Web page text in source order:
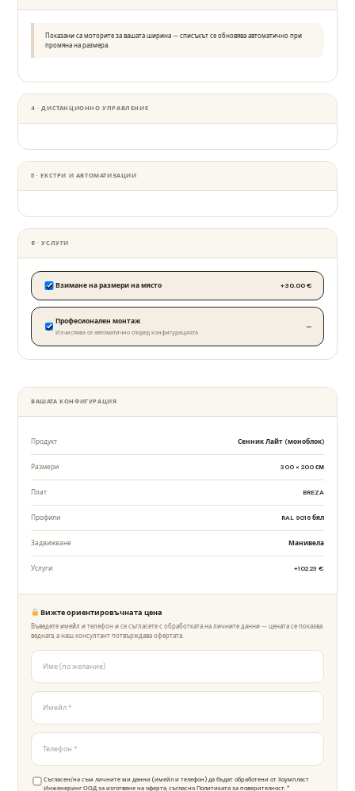
Показани са моторите за вашата ширина — списъкът се обновява автоматично при
промяна на размера.
4 · ДИСТАНЦИОННО УПРАВЛЕНИЕ
5 · ЕКСТРИ И АВТОМАТИЗАЦИИ
6 · УСЛУГИ
Взимане на размери на място +30.00 €
Професионален монтаж
Изчислява се автоматично според конфигурацията
—
ВАШАТА КОНФИГУРАЦИЯ
Продукт Сенник Лайт (моноблок)
Размери 300 × 200 см
Плат BREZA
Профили RAL 9016 бял
Задвижване Манивела
Услуги +102.23 €
Вижте ориентировъчната цена
Въведете имейл и телефон и се съгласете с обработката на личните данни — цената се показва
веднага, а наш консултант потвърждава офертата.
Съгласен/на съм личните ми данни (имейл и телефон) да бъдат обработени от Хоумпласт
Инженеринг ООД за изготвяне на оферта, съгласно Политиката за поверителност. *